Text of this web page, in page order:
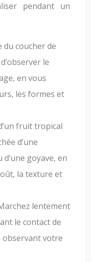
pendant un
coucher de
le
en vous
les formes et
fruit tropical
d’une
goyave, en
la texture et
lentement
le contact de
observant votre